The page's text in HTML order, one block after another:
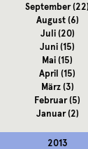
September(22)
August(6)
Juli(20)
Juni(15)
Mai(15)
April (15)
März(3)
Februar(5)
Januar(2)
2013